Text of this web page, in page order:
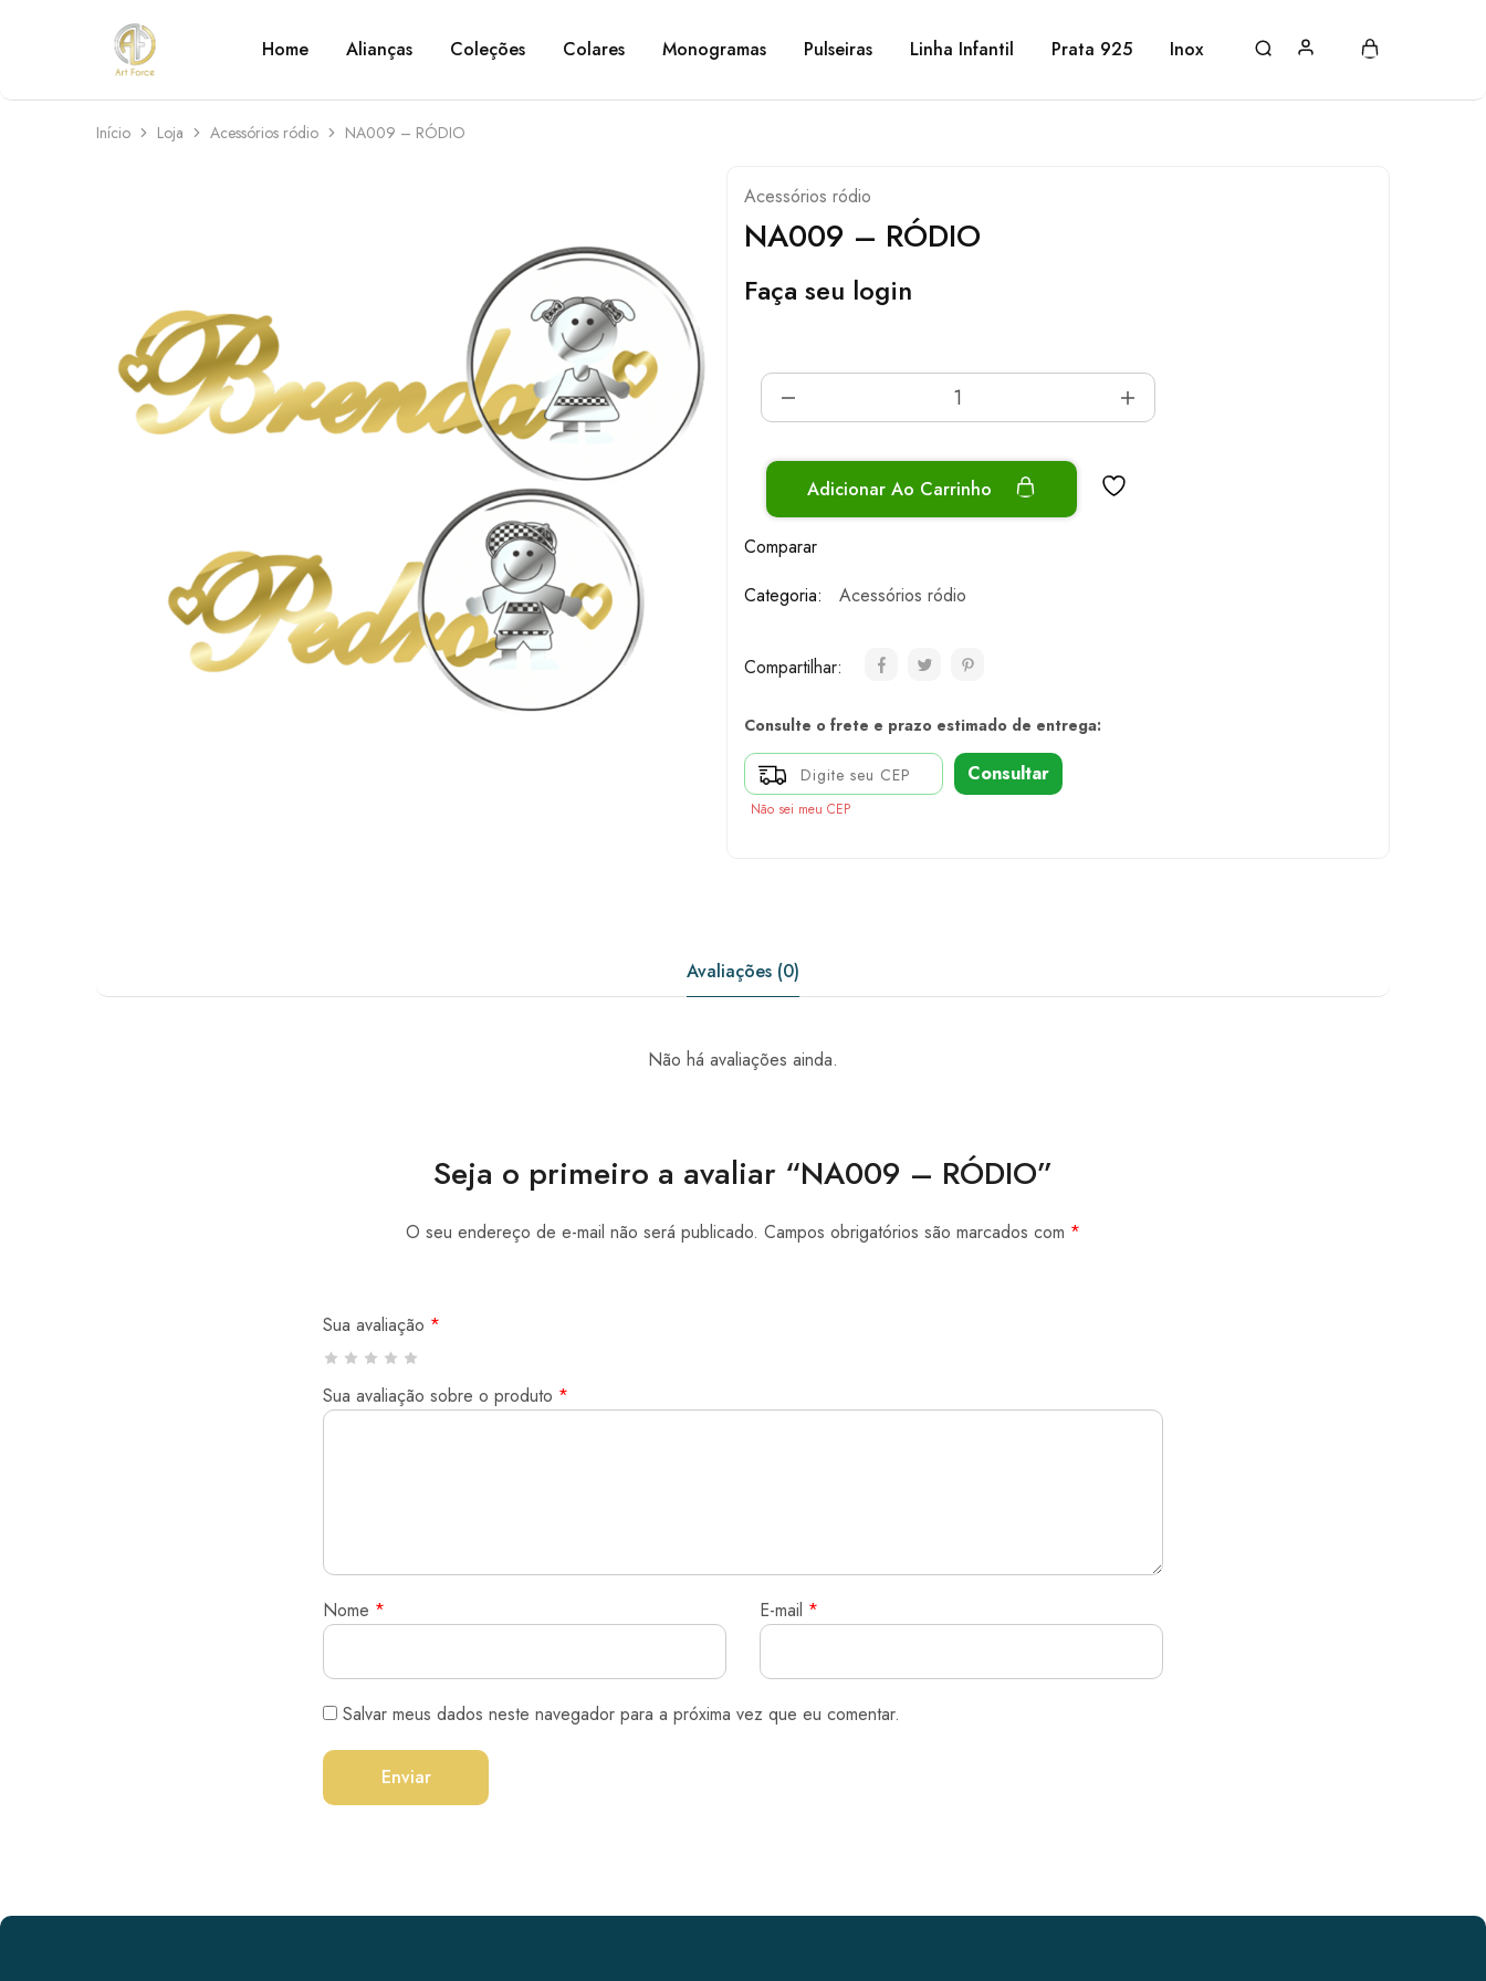
Art
Force
Semijoias
personalizadas
Home Alianças Coleções Colares Monogramas Pulseiras Linha Infantil Prata 925 Inox
Início Loja Acessórios ródio NA009 – RÓDIO
Acessórios ródio
NA009 – RÓDIO
Faça seu login
Adicionar Ao Carrinho
Comparar
Categoria:
Acessórios ródio
Compartilhar:
Consulte o frete e prazo estimado de entrega:
Consultar
Não sei meu CEP
Avaliações (0)
Não há avaliações ainda.
Seja o primeiro a avaliar “NA009 – RÓDIO”
O seu endereço de e-mail não será publicado. Campos obrigatórios são marcados com *
Sua avaliação *
Sua avaliação sobre o produto *
Nome * E-mail *
Salvar meus dados neste navegador para a próxima vez que eu comentar.